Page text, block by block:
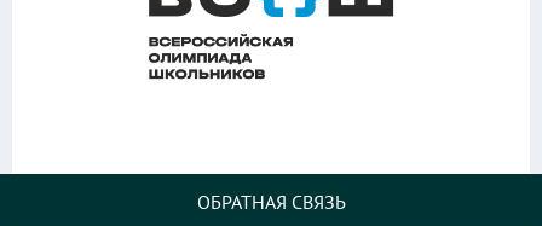
ОБРАТНАЯ СВЯЗЬ